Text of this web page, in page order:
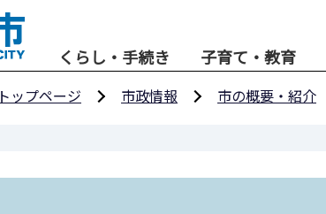
くらし・手続き 子育て・教育
トップページ 市政情報 市の概要・紹介